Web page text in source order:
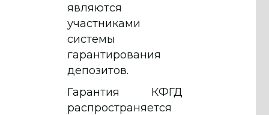
являются
участниками
системы
гарантирования
депозитов.
Гарантия КФГД
распространяется